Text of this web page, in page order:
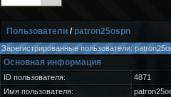
Пользователи / patron25ospn
Зарегистрированные пользователи:
Основная информация
ID пользователя:
4871
Имя пользователя: